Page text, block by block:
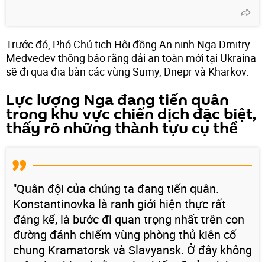
Trước đó, Phó Chủ tịch Hội đồng An ninh Nga Dmitry
Medvedev thông báo rằng dải an toàn mới tại Ukraina
sẽ đi qua địa bàn các vùng Sumy, Dnepr và Kharkov.
Lực lượng Nga đang tiến quân
trong khu vực chiến dịch đặc biệt,
thấy rõ những thành tựu cụ thể
"Quân đội của chúng ta đang tiến quân.
Konstantinovka là ranh giới hiện thực rất
đáng kể, là bước đi quan trọng nhất trên con
đường đánh chiếm vùng phòng thủ kiên cố
chung Kramatorsk và Slavyansk. Ở đây không